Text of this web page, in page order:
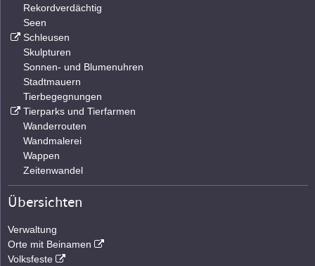
Rekordverdächtig
Seen
Schleusen
Skulpturen
Sonnen- und Blumenuhren
Stadtmauern
Tierbegegnungen
Tierparks und Tierfarmen
Wanderrouten
Wandmalerei
Wappen
Zeitenwandel
Übersichten
Verwaltung
Orte mit Beinamen
Volksfeste